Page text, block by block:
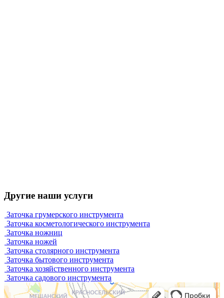
Другие наши услуги
Заточка грумерского инструмента
Заточка косметологического инструмента
Заточка ножниц
Заточка ножей
Заточка столярного инструмента
Заточка бытового инструмента
Заточка хозяйственного инструмента
Заточка садового инструмента